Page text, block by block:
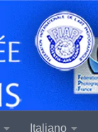
Italiano